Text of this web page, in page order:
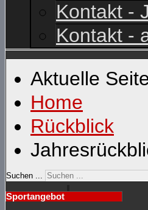
Kontakt -
Kontakt -
Aktuelle
Home
Rückblick
Suchen ...
Sportangebot